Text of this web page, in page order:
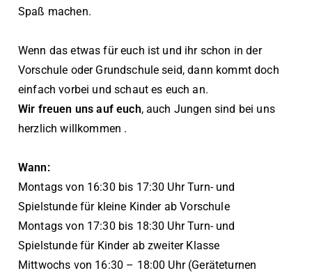
Spaß machen.
Wenn das etwas für euch ist und ihr schon in der
Vorschule oder Grundschule seid, dann kommt doch
einfach vorbei und schaut es euch an.
Wir freuen uns auf euch, auch Jungen sind bei uns
herzlich willkommen .
Wann:
Montags von 16:30 bis 17:30 Uhr Turn- und
Spielstunde für kleine Kinder ab Vorschule
Montags von 17:30 bis 18:30 Uhr Turn- und
Spielstunde für Kinder ab zweiter Klasse
Mittwochs von 16:30 – 18:00 Uhr (Geräteturnen